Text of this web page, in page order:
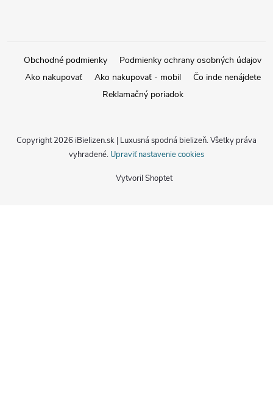
Obchodné podmienky
Podmienky ochrany osobných údajov
Ako nakupovať
Ako nakupovať - mobil
Čo inde nenájdete
Reklamačný poriadok
Vytvoril Shoptet
Copyright 2026 iBielizen.sk | Luxusná spodná bielizeň. Všetky práva
vyhradené. Upraviť nastavenie cookies